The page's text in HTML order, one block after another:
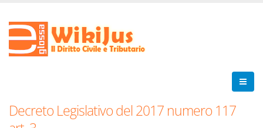
Decreto Legislativo del 2017 numero 117